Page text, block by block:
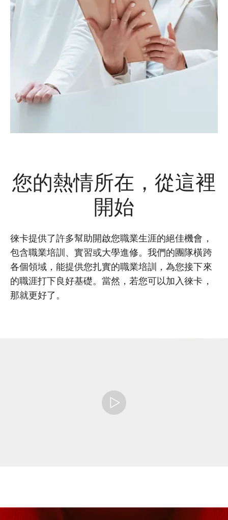
您的熱情所在，從這裡
開始
徠卡提供了許多幫助開啟您職業生涯的絕佳機會，
包含職業培訓、實習或大學進修。我們的團隊橫跨
各個領域，能提供您扎實的職業培訓，為您接下來
的職涯打下良好基礎。當然，若您可以加入徠卡，
那就更好了。